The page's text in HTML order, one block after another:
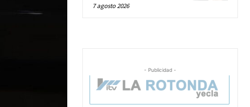
7 agosto 2026
- Publicidad -